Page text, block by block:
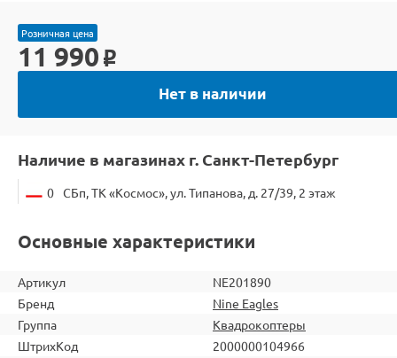
Розничная цена
11 990 o
Нет в наличии
Наличие в магазинах г. Санкт-Петербург
0 СБп, ТК «Космос», ул. Типанова, д. 27/39, 2 этаж
Основные характеристики
Артикул
NE201890
Бренд
Nine Eagles
Группа
Квадрокоптеры
ШтрихКод
2000000104966